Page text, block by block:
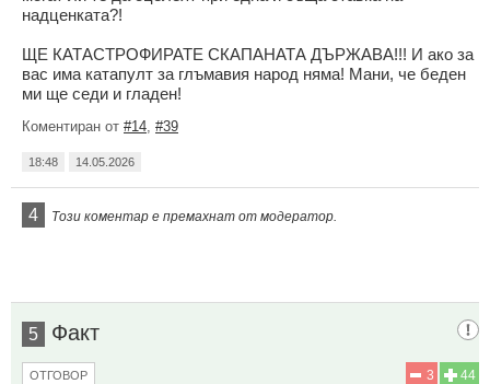
надценката?!
ЩЕ КАТАСТРОФИРАТЕ СКАПАНАТА ДЪРЖАВА!!! И ако за
вас има катапулт за глъмавия народ няма! Мани, че беден
ми ще седи и гладен!
Коментиран от #14 #39
18:48 14.05.2026
4 Този коментар е премахнат от модератор.
5 Факт
44
3
ОТГОВОР